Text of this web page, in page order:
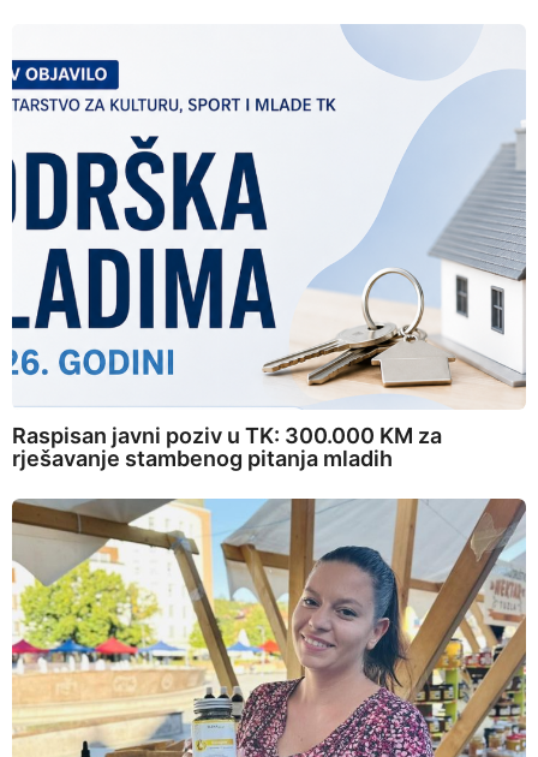
Raspisan javni poziv u TK: 300.000 KM za
rješavanje stambenog pitanja mladih